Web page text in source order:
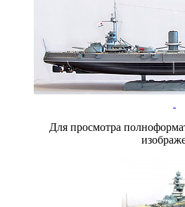
Для просмотра